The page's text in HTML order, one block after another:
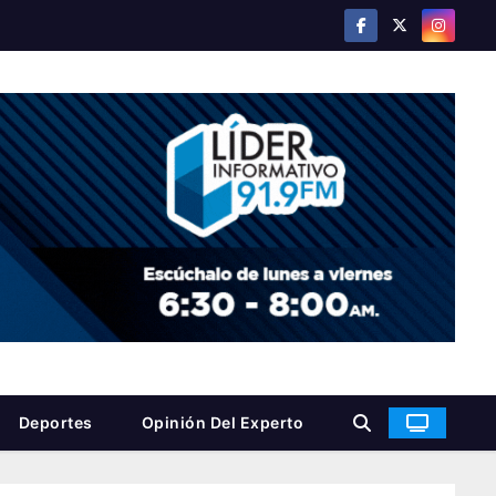
Deportes Opinión Del Experto